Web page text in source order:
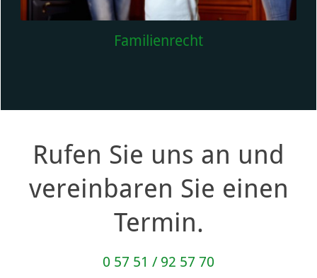
Familienrecht
Rufen Sie uns an und
vereinbaren Sie einen
Termin.
0 57 51 / 92 57 70